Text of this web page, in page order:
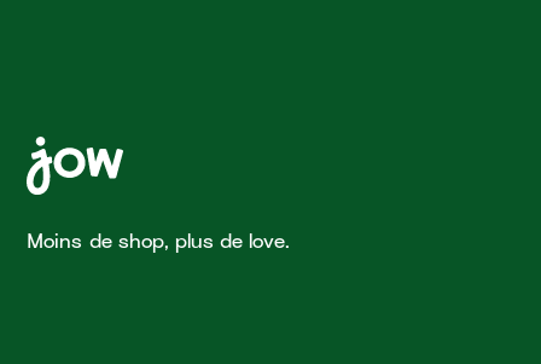
Moins de shop, plus de love.